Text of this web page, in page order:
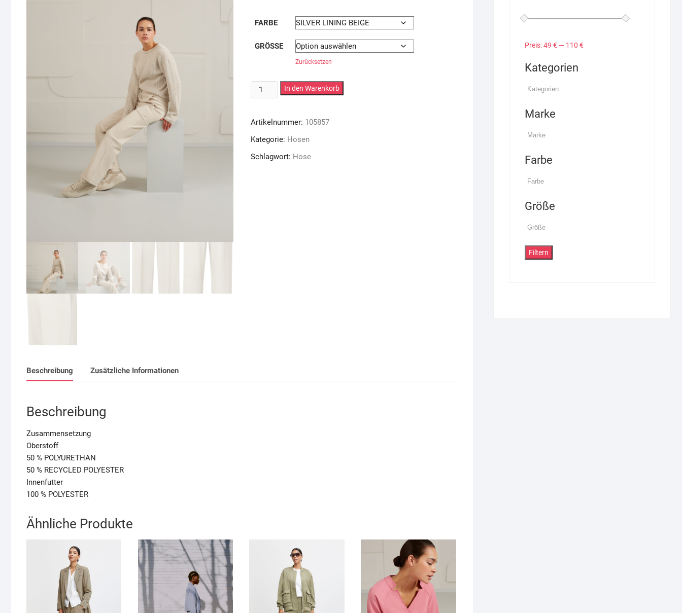
FARBE
GRÖSSE
Zurücksetzen
Hose
Menge
In den Warenkorb
Artikelnummer: 105857
Kategorie: Hosen
Schlagwort: Hose
Beschreibung Zusätzliche Informationen
Beschreibung
Zusammensetzung
Oberstoff
50 % POLYURETHAN
50 % RECYCLED POLYESTER
Innenfutter
100 % POLYESTER
Ähnliche Produkte
Preis:49 € — 110 €
Kategorien
Marke
Farbe
Größe
Filtern